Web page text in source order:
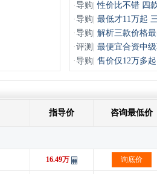
·导购 |性价比不错 四
·导购 最低才11万起
·导购 解析三款价格
·评测 最便宜合资中
·导购 售价仅12万多
指导价 咨询最低价
16.49万 询底价